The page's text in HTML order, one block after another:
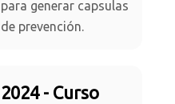
para generar capsulas
de prevención.
2024 - Curso